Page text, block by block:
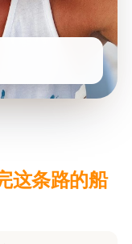
这条路的船